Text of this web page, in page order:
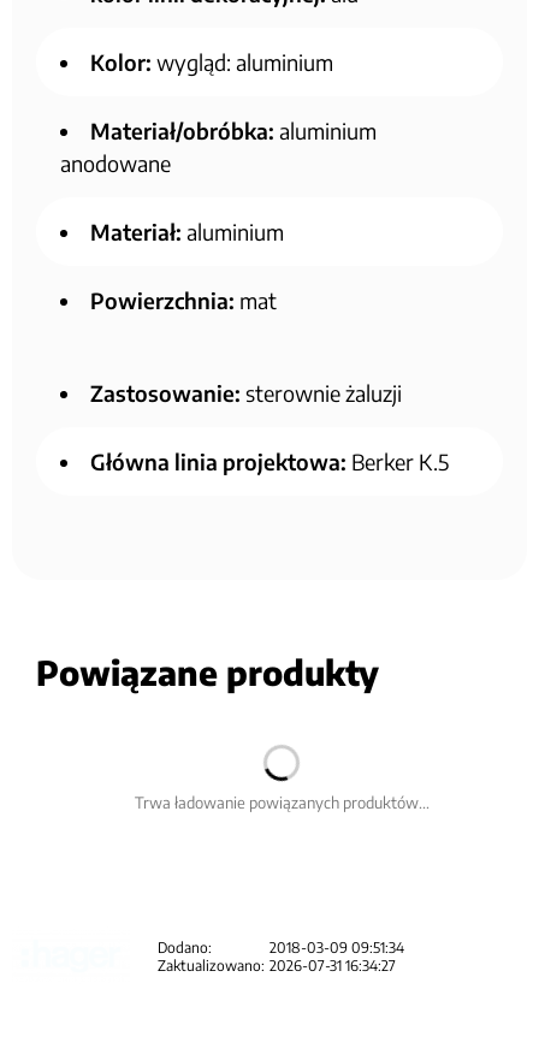
Kolor: wygląd: aluminium
Materiał/obróbka: aluminium
anodowane
Materiał: aluminium
Powierzchnia: mat
Zastosowanie: sterownie żaluzji
Główna linia projektowa: Berker K.5
Powiązane produkty
Trwa ładowanie powiązanych produktów...
Dodano:
2018-03-09 09:51:34
Zaktualizowano: 2026-07-31 16:34:27